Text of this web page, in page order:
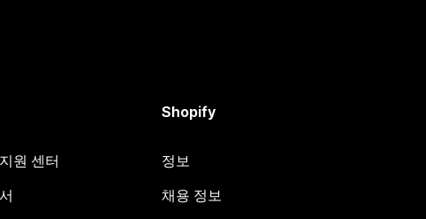
원 센터
Shopify
정보
채용 정보